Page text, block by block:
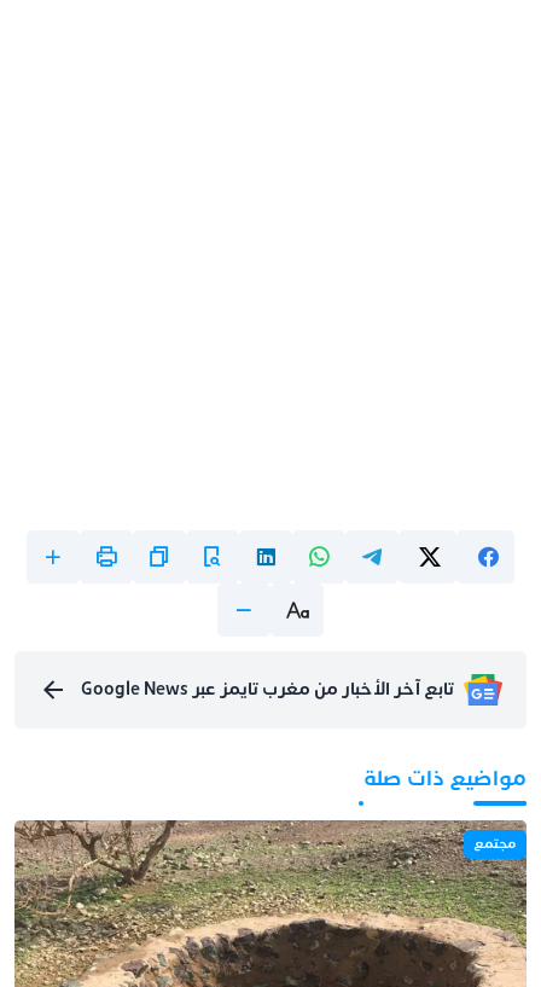
تابع آخر الأخبار من مغرب تايمز عبر Google News
مواضيع ذات صلة
مجتمع